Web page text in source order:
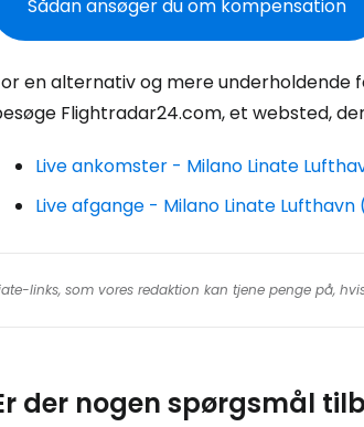
Sådan ansøger du om kompensation
en alternativ og mere underholdende
Flightradar24.com, et websted,
Live ankomster - Milano Linate
Live afgange - Milano Linate Lufthavn
links, som vores redaktion kan tjene penge på,
der nogen spørgsmål